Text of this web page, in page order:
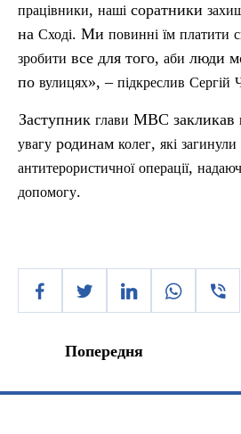
працівники, наші соратники
на Сході. Ми повинні їм платити
зробити все для того, аби люди
по вулицях», – підкреслив Сергій
Заступник глави МВС закликав
увагу родинам колег, які загинули
антитерористичної операції,
допомогу.
Попередня